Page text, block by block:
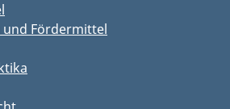
und Fördermittel